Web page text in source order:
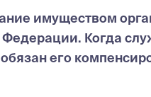
имуществом
Федерации. Когда
его